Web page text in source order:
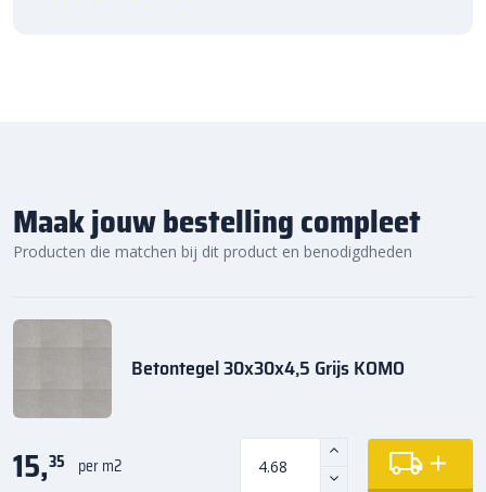
Maak jouw bestelling compleet
Producten die matchen bij dit product en benodigdheden
Betontegel 30x30x4,5 Grijs KOMO
15,35 per m2